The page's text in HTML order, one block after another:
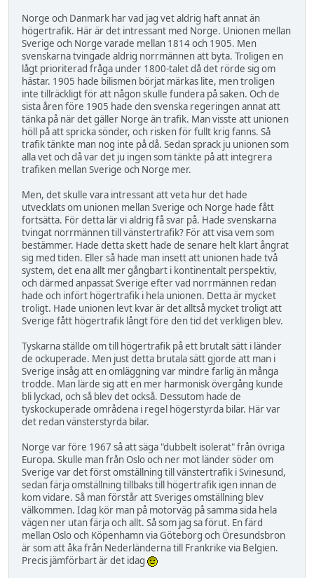
Norge och Danmark har vad jag vet aldrig haft annat än
högertrafik. Här är det intressant med Norge. Unionen mellan
Sverige och Norge varade mellan 1814 och 1905. Men
svenskarna tvingade aldrig norrmännen att byta. Troligen en
lågt prioriterad fråga under 1800-talet då det rörde sig om
hästar. 1905 hade bilismen börjat märkas lite, men troligen
inte tillräckligt för att någon skulle fundera på saken. Och de
sista åren före 1905 hade den svenska regeringen annat att
tänka på när det gäller Norge än trafik. Man visste att unionen
höll på att spricka sönder, och risken för fullt krig fanns. Så
trafik tänkte man nog inte på då. Sedan sprack ju unionen som
alla vet och då var det ju ingen som tänkte på att integrera
trafiken mellan Sverige och Norge mer.
Men, det skulle vara intressant att veta hur det hade
utvecklats om unionen mellan Sverige och Norge hade fått
fortsätta. För detta lär vi aldrig få svar på. Hade svenskarna
tvingat norrmännen till vänstertrafik? För att visa vem som
bestämmer. Hade detta skett hade de senare helt klart ångrat
sig med tiden. Eller så hade man insett att unionen hade två
system, det ena allt mer gångbart i kontinentalt perspektiv,
och därmed anpassat Sverige efter vad norrmännen redan
hade och infört högertrafik i hela unionen. Detta är mycket
troligt. Hade unionen levt kvar är det alltså mycket troligt att
Sverige fått högertrafik långt före den tid det verkligen blev.
Tyskarna ställde om till högertrafik på ett brutalt sätt i länder
de ockuperade. Men just detta brutala sätt gjorde att man i
Sverige insåg att en omläggning var mindre farlig än många
trodde. Man lärde sig att en mer harmonisk övergång kunde
bli lyckad, och så blev det också. Dessutom hade de
tyskockuperade områdena i regel högerstyrda bilar. Här var
det redan vänsterstyrda bilar.
Norge var före 1967 så att säga "dubbelt isolerat" från övriga
Europa. Skulle man från Oslo och ner mot länder söder om
Sverige var det först omställning till vänstertrafik i Svinesund,
sedan färja omställning tillbaks till högertrafik igen innan de
kom vidare. Så man förstår att Sveriges omställning blev
välkommen. Idag kör man på motorväg på samma sida hela
vägen ner utan färja och allt. Så som jag sa förut. En färd
mellan Oslo och Köpenhamn via Göteborg och Öresundsbron
är som att åka från Nederländerna till Frankrike via Belgien.
Precis jämförbart är det idag